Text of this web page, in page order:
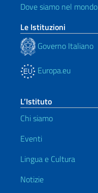
Dove siamo nel mondo
Le Istituzioni
Governo Italiano
Europa.eu
L’Istituto
Chi siamo
Eventi
Lingua e Cultura
Notizie